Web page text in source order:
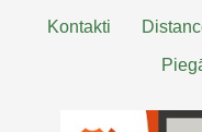
Kontakti